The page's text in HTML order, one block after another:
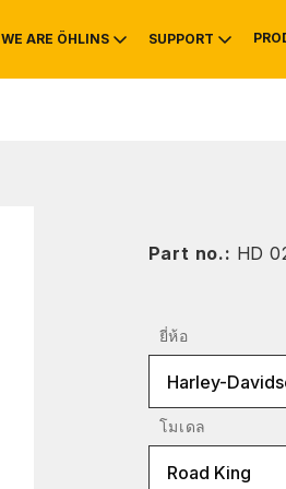
MOUNTAIN BIKE
WE ARE ÖHLINS
HISTORY
SUPPORT
SERVICE INFO &
Part no.: HD
ยี่ห้อ
Harley-
โมเดล
Road King